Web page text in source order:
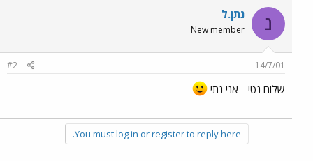
נ נתן.ל
New member
14/7/01
#2
שלום נטי - אני נתי
You must log in or register to reply here.